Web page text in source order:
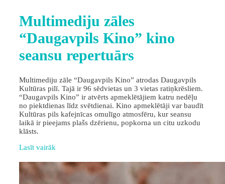
Multimediju zāles
“Daugavpils Kino” kino
seansu repertuārs
Multimediju zāle “Daugavpils Kino” atrodas Daugavpils
Kultūras pilī. Tajā ir 96 sēdvietas un 3 vietas ratiņkrēsliem.
“Daugavpils Kino” ir atvērts apmeklētājiem katru nedēļu
no piektdienas līdz svētdienai. Kino apmeklētāji var baudīt
Kultūras pils kafejnīcas omulīgo atmosfēru, kur seansu
laikā ir pieejams plašs dzērienu, popkorna un citu uzkodu
klāsts.
Lasīt vairāk